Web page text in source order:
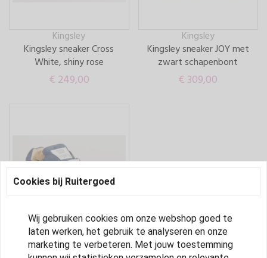
Kingsley
Kingsley sneaker Cross
White, shiny rose
€ 249,00
Kingsley
Kingsley sneaker JOY met
zwart schapenbont
€ 309,00
Cookies bij Ruitergoed
Wij gebruiken cookies om onze webshop goed te
laten werken, het gebruik te analyseren en onze
marketing te verbeteren. Met jouw toestemming